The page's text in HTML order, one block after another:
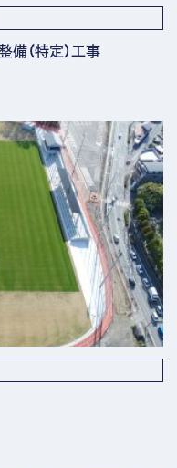
（特定）工事